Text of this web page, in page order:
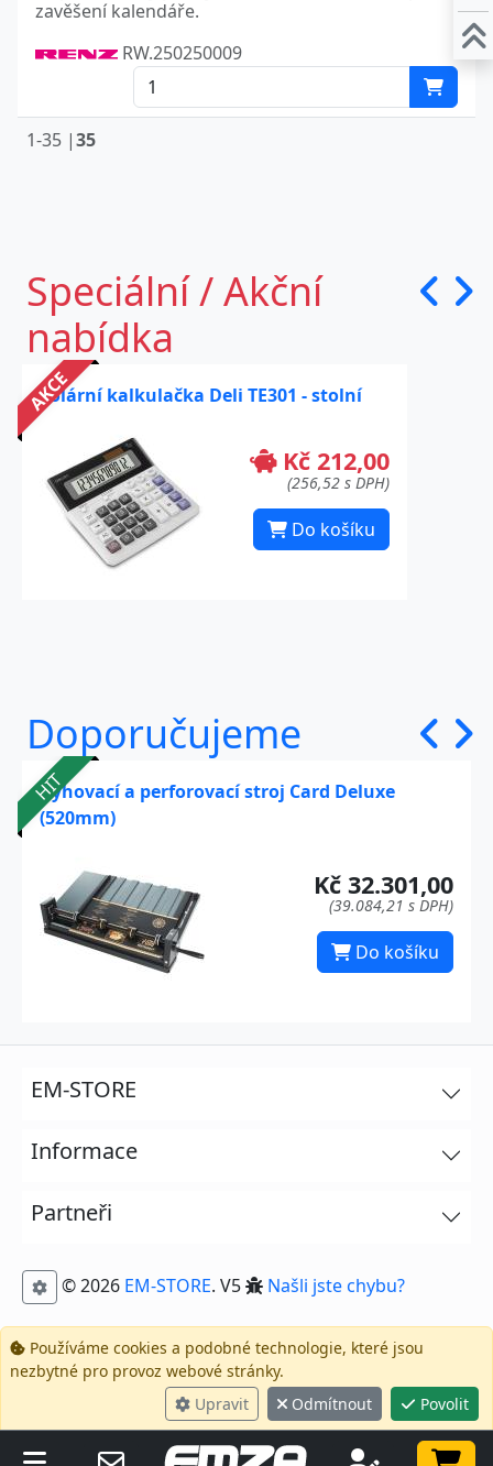
zavěšení kalendáře.
RW.250250009
1-35 |35
Speciální / Akční
nabídka
AKCE
Solární kalkulačka Deli TE301 - stolní
Kč 212,00
(256,52 s DPH)
Do košíku
Doporučujeme
HIT
Rýhovací a perforovací stroj Card Deluxe
(520mm)
Kč 32.301,00
(39.084,21 s DPH)
Do košíku
EM-STORE
Informace
Partneři
© 2026 EM-STORE. V5 Našli jste chybu?
Používáme cookies a podobné technologie, které jsou
nezbytné pro provoz webové stránky.
Upravit
Odmítnout Povolit